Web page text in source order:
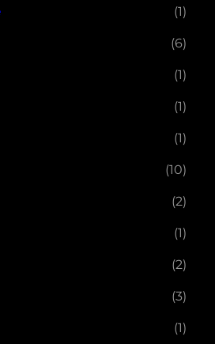
(1)
(6)
(1)
(1)
(1)
(10)
(2)
(1)
(2)
(3)
(1)